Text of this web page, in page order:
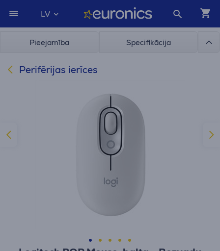
LV
Pieejamība Specifikācija
Perifērijas ierīces